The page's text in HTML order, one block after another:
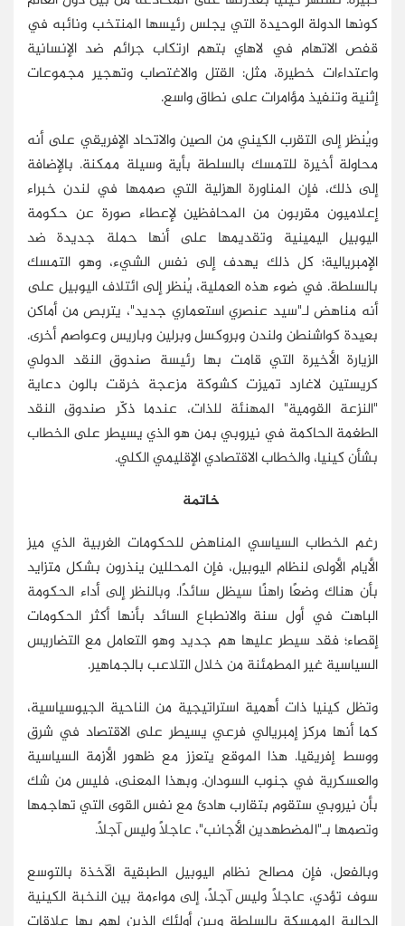
كونها الدولة الوحيدة التي يجلس رئيسها المنتخب ونائبه في
قفص الاتهام في لاهاي بتهم ارتكاب جرائم ضد الإنسانية
واعتداءات خطيرة، مثل: القتل والاغتصاب وتهجير مجموعات
إثنية وتنفيذ مؤامرات على نطاق واسع.
ويُنظر إلى التقرب الكيني من الصين والاتحاد الإفريقي على أنه
محاولة أخيرة للتمسك بالسلطة بأية وسيلة ممكنة. بالإضافة
إلى ذلك، فإن المناورة الهزلية التي صممها في لندن خبراء
إعلاميون مقربون من المحافظين لإعطاء صورة عن حكومة
اليوبيل اليمينية وتقديمها على أنها حملة جديدة ضد
الإمبريالية؛ كل ذلك يهدف إلى نفس الشيء، وهو التمسك
بالسلطة. في ضوء هذه العملية، يُنظر إلى ائتلاف اليوبيل على
أنه مناهض لـ"سيد عنصري استعماري جديد"، يتربص من أماكن
بعيدة كواشنطن ولندن وبروكسل وبرلين وباريس وعواصم أخرى.
الزيارة الأخيرة التي قامت بها رئيسة صندوق النقد الدولي
كريستين لاغارد تميزت كشوكة مزعجة خرقت بالون دعاية
"النزعة القومية" المهنئة للذات، عندما ذكّر صندوق النقد
الطغمة الحاكمة في نيروبي بمن هو الذي يسيطر على الخطاب
بشأن كينيا، والخطاب الاقتصادي الإقليمي الكلي.
خاتمة
رغم الخطاب السياسي المناهض للحكومات الغربية الذي ميز
الأيام الأولى لنظام اليوبيل، فإن المحللين ينذرون بشكل متزايد
بأن هناك وضعًا راهنًا سيظل سائدًا. وبالنظر إلى أداء الحكومة
الباهت في أول سنة والانطباع السائد بأنها أكثر الحكومات
إقصاء؛ فقد سيطر عليها هم جديد وهو التعامل مع التضاريس
السياسية غير المطمئنة من خلال التلاعب بالجماهير.
وتظل كينيا ذات أهمية استراتيجية من الناحية الجيوسياسية،
كما أنها مركز إمبريالي فرعي يسيطر على الاقتصاد في شرق
ووسط إفريقيا. هذا الموقع يتعزز مع ظهور الأزمة السياسية
والعسكرية في جنوب السودان. وبهذا المعنى، فليس من شك
بأن نيروبي ستقوم بتقارب هادئ مع نفس القوى التي تهاجمها
وتصمها بـ"المضطهدين الأجانب"، عاجلاً وليس آجلاً.
وبالفعل، فإن مصالح نظام اليوبيل الطبقية الآخذة بالتوسع
سوف تؤدي، عاجلاً وليس آجلاً، إلى مواءمة بين النخبة الكينية